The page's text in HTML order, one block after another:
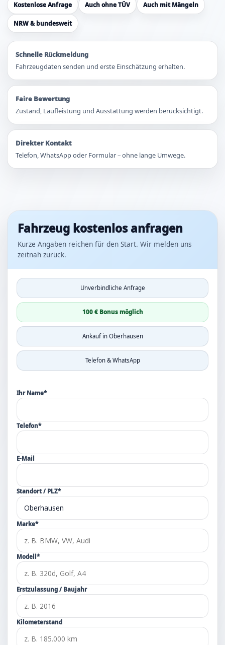
Kostenlose Anfrage Auch ohne TÜV Auch mit Mängeln
NRW & bundesweit
Schnelle Rückmeldung
Fahrzeugdaten senden und erste Einschätzung erhalten.
Faire Bewertung
Zustand, Laufleistung und Ausstattung werden berücksichtigt.
Direkter Kontakt
Telefon, WhatsApp oder Formular – ohne lange Umwege.
Fahrzeug kostenlos anfragen
Kurze Angaben reichen für den Start. Wir melden uns
zeitnah zurück.
Unverbindliche Anfrage
100 € Bonus möglich
Ankauf in Oberhausen
Telefon & WhatsApp
Ihr Name*
Telefon*
E-Mail
Standort / PLZ*
Marke*
Modell*
Erstzulassung / Baujahr
Kilometerstand